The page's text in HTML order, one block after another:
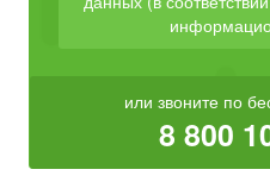
или звоните по
8 800